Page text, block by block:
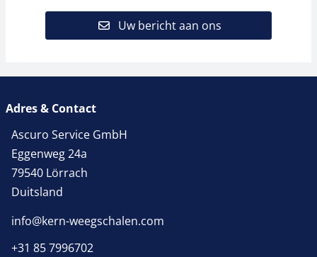
Uw bericht aan ons
Adres & Contact
Ascuro Service GmbH
Eggenweg 24a
79540 Lörrach
Duitsland
info@kern-weegschalen.com
+31 85 7996702